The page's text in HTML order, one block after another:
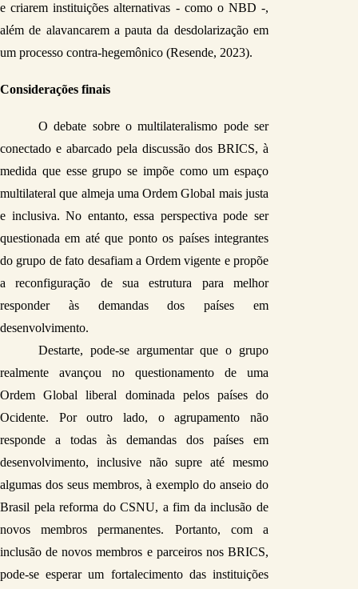
e criarem instituições alternativas - como o NBD -,
além de alavancarem a pauta da desdolarização em
um processo contra-hegemônico (Resende, 2023).
Considerações finais
O debate sobre o multilateralismo pode ser
conectado e abarcado pela discussão dos BRICS, à
medida que esse grupo se impõe como um espaço
multilateral que almeja uma Ordem Global mais justa
e inclusiva. No entanto, essa perspectiva pode ser
questionada em até que ponto os países integrantes
do grupo de fato desafiam a Ordem vigente e propõe
a reconfiguração de sua estrutura para melhor
responder às demandas dos países em
desenvolvimento.
Destarte, pode-se argumentar que o grupo
realmente avançou no questionamento de uma
Ordem Global liberal dominada pelos países do
Ocidente. Por outro lado, o agrupamento não
responde a todas às demandas dos países em
desenvolvimento, inclusive não supre até mesmo
algumas dos seus membros, à exemplo do anseio do
Brasil pela reforma do CSNU, a fim da inclusão de
novos membros permanentes. Portanto, com a
inclusão de novos membros e parceiros nos BRICS,
pode-se esperar um fortalecimento das instituições